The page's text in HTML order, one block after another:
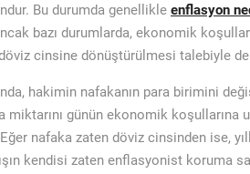
Bu durumda genellikle enflasyon
bazı durumlarda, ekonomik
cinsine dönüştürülmesi talebiyle
hakimin nafakanın para birimini
günün ekonomik koşullarına
nafaka zaten döviz cinsinden ise,
kendisi zaten enflasyonist koruma